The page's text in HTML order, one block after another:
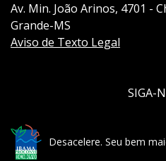
Av. Min. João Arinos, 4701 -
Grande-MS
Aviso de Texto Legal
SIGA-
Desacelere. Seu bem